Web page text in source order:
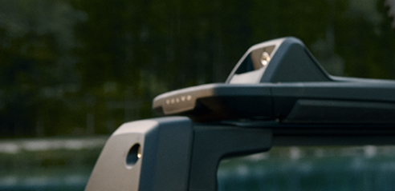
6 Modelle
3 Modelle